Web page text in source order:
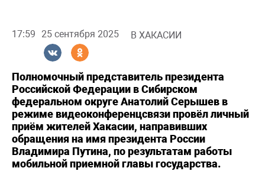
17:59 25 сентября 2025 В ХАКАСИИ
Полномочный представитель президента
Российской Федерации в Сибирском
федеральном округе Анатолий Серышев в
режиме видеоконференцсвязи провёл личный
приём жителей Хакасии, направивших
обращения на имя президента России
Владимира Путина, по результатам работы
мобильной приемной главы государства.